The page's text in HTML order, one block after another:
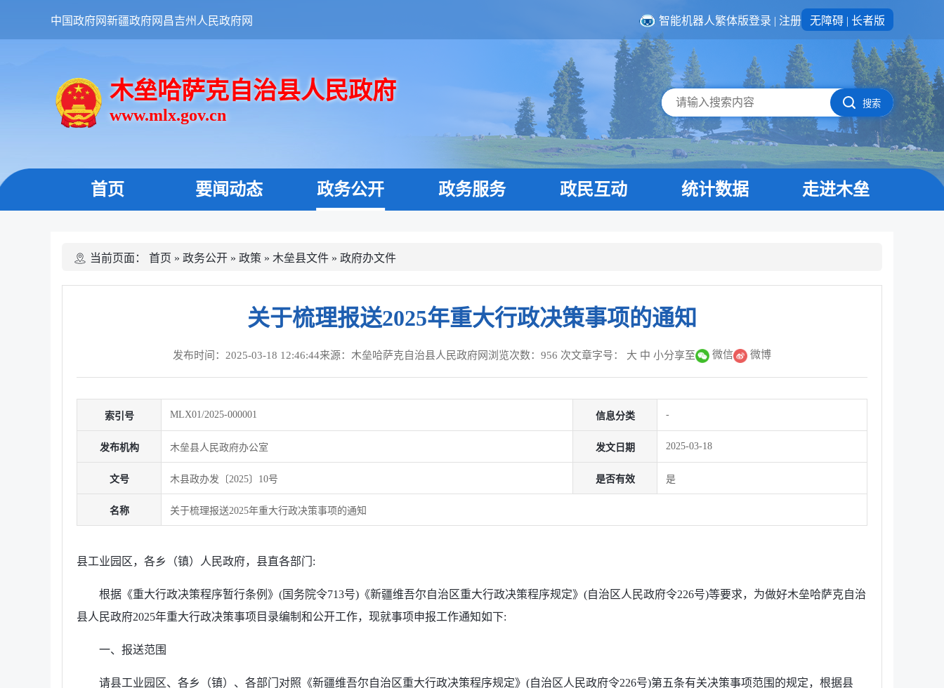
中国政府网新疆政府网 昌吉州人民政府网 智能机器人繁体版登录 | 注册 无障碍 | 长者版
木垒哈萨克自治县人民政府
www.mlx.gov.cn
搜索
首页 要闻动态 政务公开 政务服务 政民互动 统计数据 走进木垒
当前页面： 首页 » 政务公开 » 政策 » 木垒县文件 » 政府办文件
关于梳理报送2025年重大行政决策事项的通知
发布时间：2025-03-18 12:46:44来源：木垒哈萨克自治县人民政府网 浏览次数： 956 次文章字号： 大 中 小分享至 微信 微博
索引号 MLX01/2025-000001 信息分类 -
发布机构 木垒县人民政府办公室 发文日期 2025-03-18
文号 木县政办发〔2025〕10号 是否有效 是
名称 关于梳理报送2025年重大行政决策事项的通知
县工业园区，各乡（镇）人民政府，县直各部门:
根据《重大行政决策程序暂行条例》(国务院令713号)《新疆维吾尔自治区重大行政决策程序规定》(自治区人民政府令226号)等要求，为做好木垒哈萨克自治
县人民政府2025年重大行政决策事项目录编制和公开工作，现就事项申报工作通知如下:
一、报送范围
请县工业园区、各乡（镇）、各部门对照《新疆维吾尔自治区重大行政决策程序规定》(自治区人民政府令226号)第五条有关决策事项范围的规定，根据县